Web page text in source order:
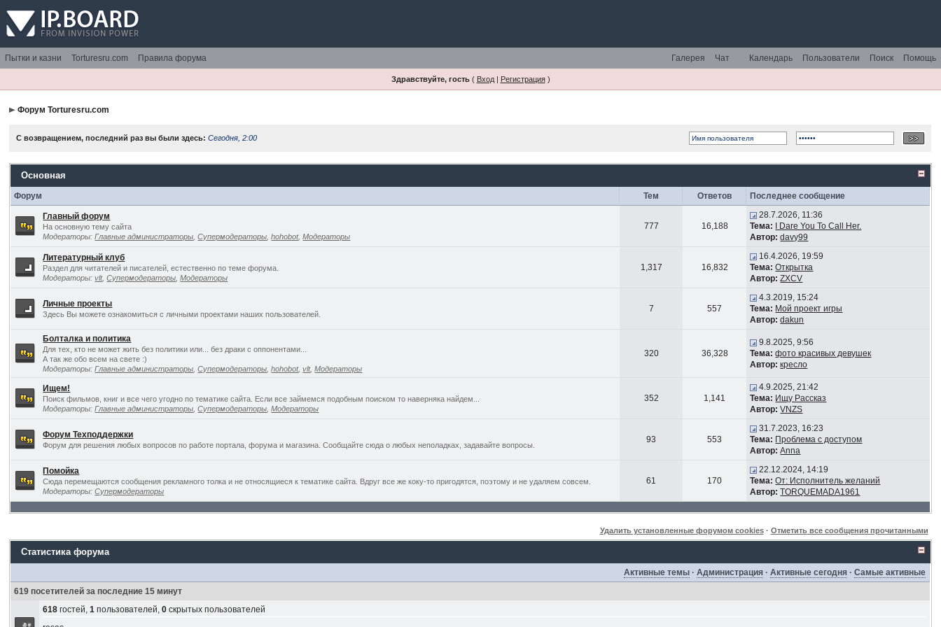
Пытки и казни Torturesru.com Правила форума Помощь
Поиск
Пользователи
Календарь
Чат
Галерея
Здравствуйте, гость( Вход| Регистрация)
Форум Torturesru.com
С возвращением, последний раз вы были здесь:Сегодня, 2:00
Основная
Форум Тем Ответов Последнее сообщение
Главный форум
На основную тему сайта
Модераторы:Главные администраторы ,Супермодераторы ,hohobot,Модераторы
777 16,188
28.7.2026, 11:36
Тема:
I Dare You To Call Her.
Автор: davy99
Литературный клуб
Раздел для читателей и писателей, естественно по теме форума.
Модераторы:vlt,Супермодераторы ,Модераторы
1,317 16,832
16.4.2026, 19:59
Тема: Открытка
Автор: ZXCV
Личные проекты
Здесь Вы можете ознакомиться с личными проектами наших пользователей.
7 557
4.3.2019, 15:24
Тема: Мой проект игры
Автор: dakun
Болталка и политика
Для тех, кто не может жить без политики или... без драки с оппонентами...
А так же обо всем на свете :)
Модераторы:Главные администраторы ,Супермодераторы ,hohobot,vlt,Модераторы
320 36,328
9.8.2025, 9:56
Тема: фото красивых девушек
Автор: кресло
Ищем!
Поиск фильмов, книг и все чего угодно по тематике сайта. Если все займемся подобным поиском то наверняка найдем...
Модераторы:Главные администраторы ,Супермодераторы ,Модераторы
352 1,141
4.9.2025, 21:42
Тема: Ищу Рассказ
Автор: VNZS
Форум Техподдержки
Форум для решения любых вопросов по работе портала, форума и магазина. Сообщайте сюда о любых неполадках, задавайте вопросы.
93 553
31.7.2023, 16:23
Тема: Проблема с доступом
Автор: Anna
Помойка
Сюда перемещаются сообщения рекламного толка и не относящиеся к тематике сайта. Вдруг все же коку-то пригодятся, поэтому и не удаляем совсем.
Модераторы:Супермодераторы
61 170
22.12.2024, 14:19
Тема: От: Исполнитель желаний
Автор: TORQUEMADA1961
Удалить установленные форумом cookies· Отметить все сообщения прочитанными
Статистика форума
Активные темы ·Администрация ·Активные сегодня ·Самые активные
619 посетителей за последние 15 минут
618 гостей,1 пользователей,0 скрытых пользователей